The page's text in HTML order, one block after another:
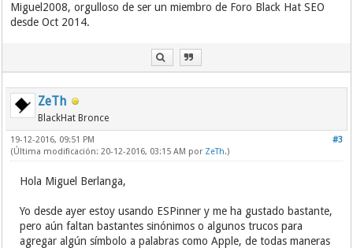
Miguel2008, orgulloso de ser un miembro de Foro Black Hat SEO
desde Oct 2014.
ZeTh
BlackHat Bronce
#3
19-12-2016, 09:51 PM
(Última modificación: 20-12-2016, 03:15 AM por ZeTh.)
Hola Miguel Berlanga,
Yo desde ayer estoy usando ESPinner y me ha gustado bastante,
pero aún faltan bastantes sinónimos o algunos trucos para
agregar algún símbolo a palabras como Apple, de todas maneras